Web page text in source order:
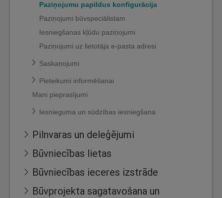
Paziņojumu papildus konfigurācija
Paziņojumi būvspeciālistam
Iesniegšanas kļūdu paziņojumi
Paziņojumi uz lietotāja e-pasta adresi
Saskaņojumi
Pieteikumi informēšanai
Mani pieprasījumi
Iesnieguma un sūdzības iesniegšana
Pilnvaras un deleģējumi
Būvniecības lietas
Būvniecības ieceres izstrāde
Būvprojekta sagatavošana un